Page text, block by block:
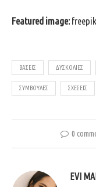
Featured image:
ΒΆΣΕΙΣ ΔΥΣΚΟΛΊΕΣ
ΣΥΜΒΟΥΛΈΣ ΣΧΈΣΕΙΣ
0
EVI